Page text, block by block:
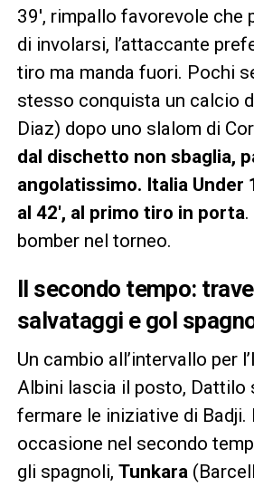
39′, rimpallo favorevole che
di involarsi, l’attaccante
tiro ma manda fuori. Pochi
stesso conquista un calcio
Diaz) dopo uno slalom di
dal dischetto non sbaglia,
angolatissimo. Italia Under
al 42′, al primo tiro in porta.
bomber nel torneo.
Il secondo tempo:
salvataggi e gol
Un cambio all’intervallo per
Albini lascia il posto, Dattilo
fermare le iniziative di Badji.
occasione nel secondo
gli spagnoli, Tunkara